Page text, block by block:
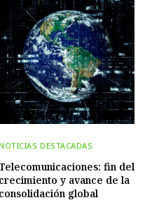
NOTICIAS DESTACADAS
fin del
crecimiento y avance de la
consolidación global